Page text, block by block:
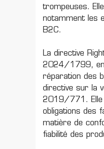
trompeuses.
notamment les
B2C.
La directive
2024/1799,
réparation des
directive sur la
2019/771. Elle
obligations des
matière de
fiabilité des